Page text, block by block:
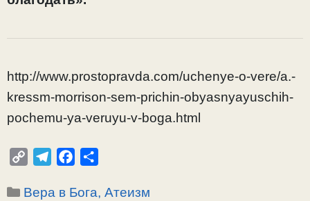
http://www.prostopravda.com/uchenye-o-vere/a.-
kressm-morrison-sem-prichin-obyasnyayuschih-
pochemu-ya-veruyu-v-boga.html
p
l
c
Рубрики
Вера в Бога, Атеизм